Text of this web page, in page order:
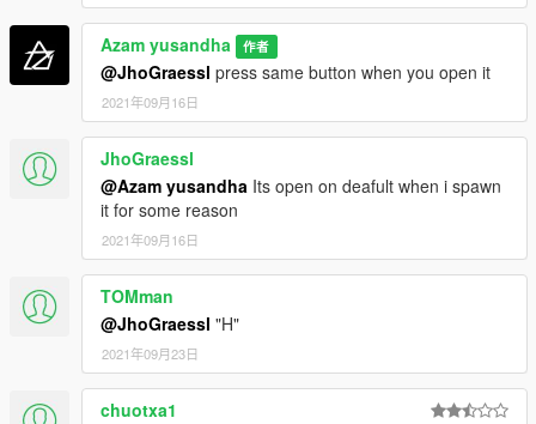
Azam yusandha 作者
@JhoGraessl press same button when you open it
2021年09月16日
JhoGraessl
@Azam yusandha Its open on deafult when i spawn
it for some reason
2021年09月16日
TOMman
@JhoGraessl "H"
2021年09月23日
chuotxa1